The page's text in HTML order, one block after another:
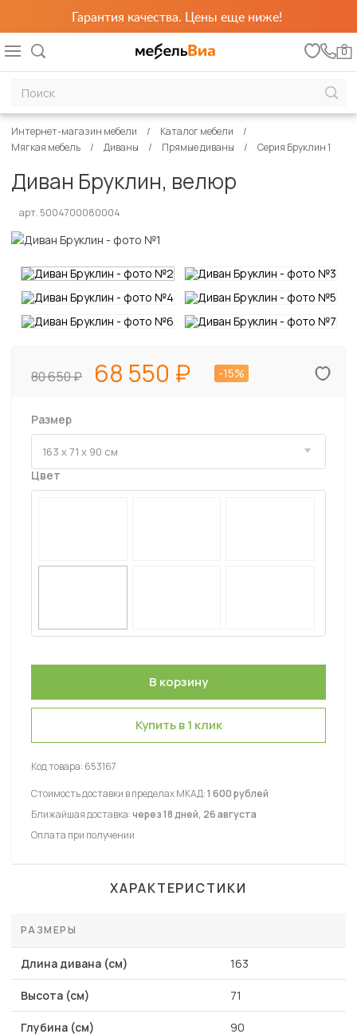
Гарантия качества. Цены еще ниже!
0
Интернет-магазин мебели
Каталог мебели
Мягкая мебель
Диваны Прямые диваны Серия Бруклин 1
Диван Бруклин, велюр
арт. 5004700080004
80 650 68 550 -15%
Размер
Цвет
Купить в 1 клик
Код товара: 653167
Стоимость доставки в пределах МКАД:1 600 рублей
Ближайшая доставка:через 18 дней, 26 августа
Оплата при получении
ХАРАКТЕРИСТИКИ
РАЗМЕРЫ
Длина дивана (см) 163
Высота (см) 71
Глубина (см) 90